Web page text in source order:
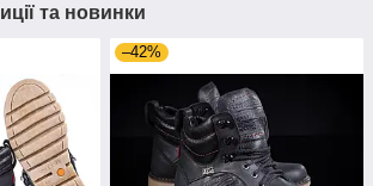
та новинки
–42%